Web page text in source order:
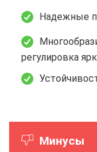
Надежные
регулировка
Минусы